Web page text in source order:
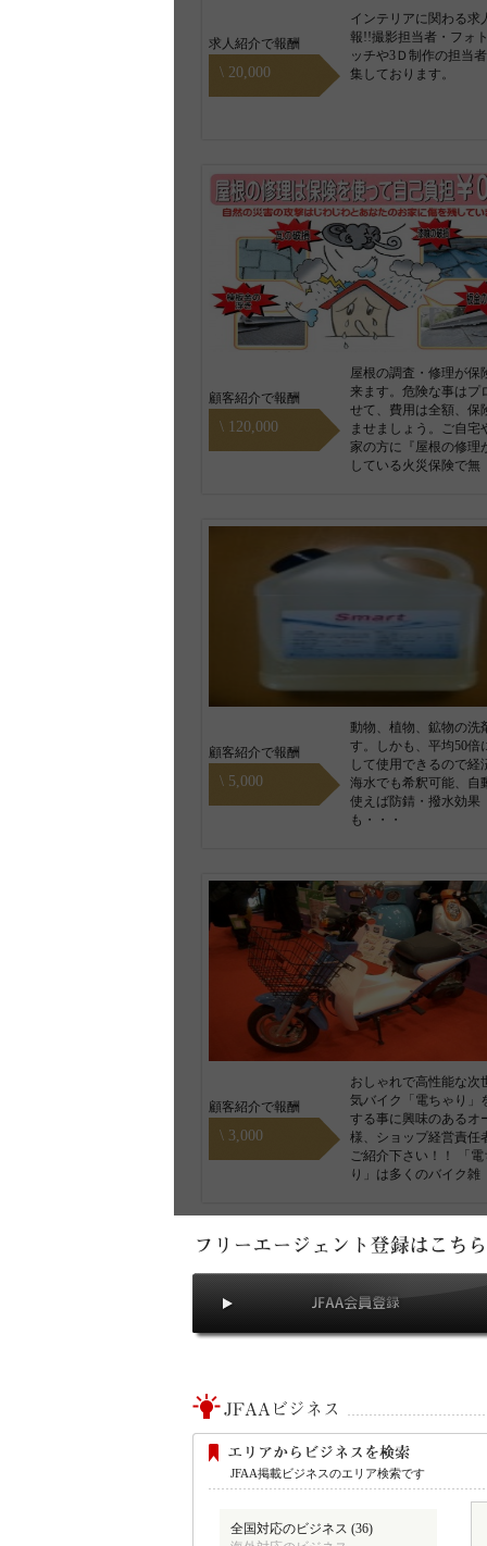
インテリアに関わる求
報!!撮影担当者・フォ
ッチや3Ｄ制作の担当
集しております。
\ 20,000
求人紹介で報酬
屋根の調査・修理が保
来ます。危険な事はプ
せて、費用は全額、保
ませましょう。ご自宅
家の方に『屋根の修理
している火災保険で無
\ 120,000
顧客紹介で報酬
動物、植物、鉱物の洗
す。しかも、平均50倍
して使用できるので経
海水でも希釈可能、自
使えば防錆・撥水効果
も・・・
\ 5,000
顧客紹介で報酬
おしゃれで高性能な次
気バイク「電ちゃり」
する事に興味のあるオ
様、ショップ経営責任
ご紹介下さい！！ 「電
り」は多くのバイク雑
\ 3,000
顧客紹介で報酬
JFAA掲載ビジネスのエリア検索です
全国対応のビジネス (36)